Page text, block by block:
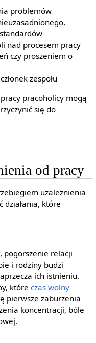
problemów
nad procesem pracy
czy proszeniem o
zespołu
pracoholicy mogą
się do
od pracy
uzależnienia
działania, które
pogorszenie relacji
i rodziny budzi
ich istnieniu.
które czas wolny
pierwsze zaburzenia
koncentracji, bóle